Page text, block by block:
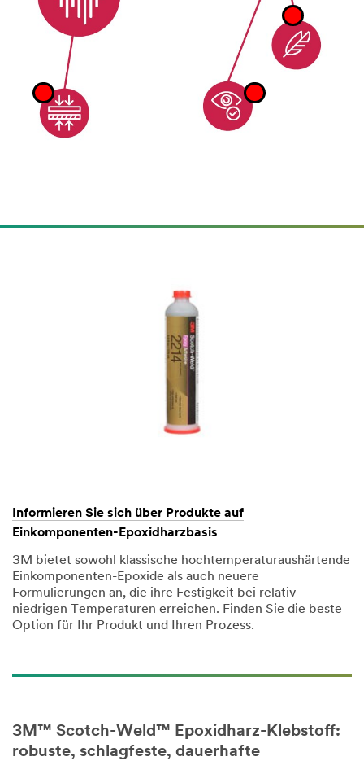
Informieren Sie sich über Produkte auf
Einkomponenten-Epoxidharzbasis
3M bietet sowohl klassische hochtemperaturaushärtende
Einkomponenten-Epoxide als auch neuere
Formulierungen an, die ihre Festigkeit bei relativ
niedrigen Temperaturen erreichen. Finden Sie die beste
Option für Ihr Produkt und Ihren Prozess.
3M™ Scotch-Weld™ Epoxidharz-Klebstoff:
robuste, schlagfeste, dauerhafte